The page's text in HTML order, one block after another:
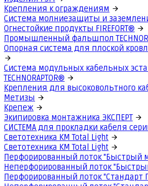
Крепления к ограждениям
Система молниезащиты и
Огнестойкие продукты FIREFORT®
Промышленный фальшпол
Опорная система для плоской кровли
Система модульных кабельных
TECHNORAPTOR®
Крепления для высоковольтного
Метизы
Крепеж
Экипировка монтажника ЭКСПЕРТ
СИСТЕМА для прокладки кабеля
Светотехника КМ Total Light
Светотехника КМ Total Light
Перфорированный лоток "Быстрый
Неперфорированный лоток
Перфорированный лоток "Стандарт